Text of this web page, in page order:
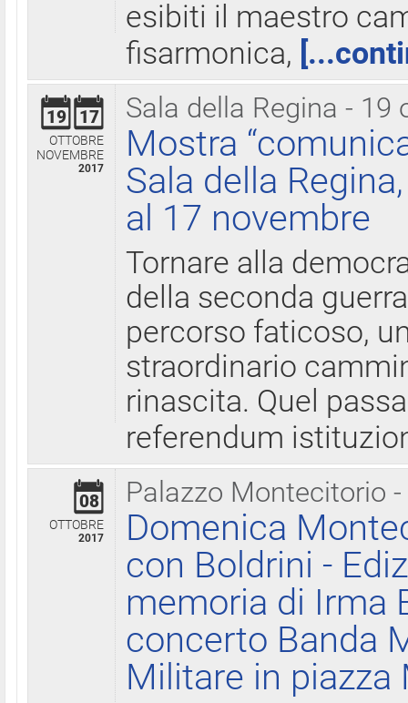
esibiti il maestro
fisarmonica,
Sala della Regina - 19
19 17
OTTOBRE
NOVEMBRE
2017
Mostra
Sala della
al 17 novembre
Tornare alla
della seconda
percorso faticoso,
straordinario
rinascita. Quel
referendum
Palazzo Montecitorio
08
OTTOBRE
2017
Domenica
con Boldrini -
memoria di Irma
concerto Banda
Militare in